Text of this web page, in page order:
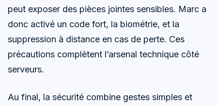
peut exposer des pièces jointes sensibles. Marc a
donc activé un code fort, la biométrie, et la
suppression à distance en cas de perte. Ces
précautions complètent l’arsenal technique côté
serveurs.
Au final, la sécurité combine gestes simples et